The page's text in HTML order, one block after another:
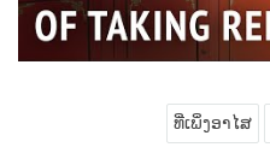
ທີ່ເພິ່ງອາໄສ